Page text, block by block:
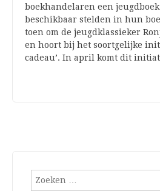
boekhandelaren een
beschikbaar stelden in hun
toen om de jeugdklassieker
en hoort bij het soortgelijke
cadeau’. In april komt dit
Zoeken
naar: